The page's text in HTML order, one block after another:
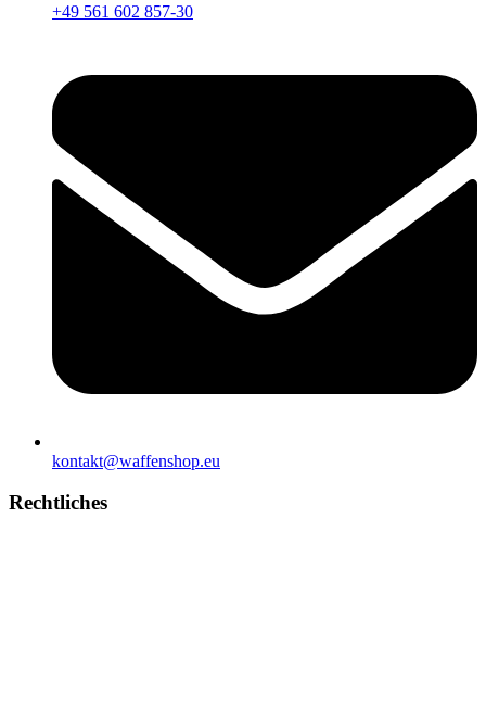
+49 561 602 857-30
kontakt@waffenshop.eu
Rechtliches